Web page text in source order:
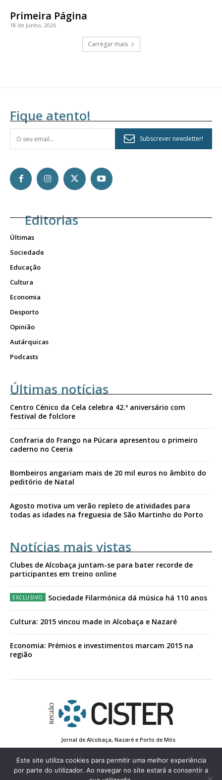
Primeira Página
18 de Junho, 2026
Carregar mais
Fique atento!
Subscrever newsletter!
Editorias
Últimas
Sociedade
Educação
Cultura
Economia
Desporto
Opinião
Autárquicas
Podcasts
Últimas notícias
Centro Cénico da Cela celebra 42.º aniversário com
festival de folclore
Confraria do Frango na Púcara apresentou o primeiro
caderno no Ceeria
Bombeiros angariam mais de 20 mil euros no âmbito do
peditório de Natal
Agosto motiva um verão repleto de atividades para
todas as idades na freguesia de São Martinho do Porto
Notícias mais vistas
Clubes de Alcobaça juntam-se para bater recorde de
participantes em treino online
Sociedade Filarmónica dá música há 110 anos
Cultura: 2015 vincou made in Alcobaça e Nazaré
Economia: Prémios e investimentos marcam 2015 na
região
Jornal de Alcobaça, Nazaré e Porto de Mós
Conta de Registo
Edição Impressa
Este site utiliza cookies para permitir uma melhor experiência
por parte do utilizador. Ao navegar no site estará a consentir a